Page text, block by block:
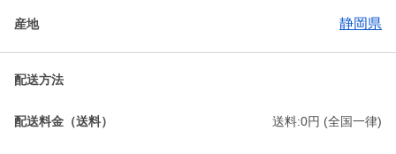
産地 静岡県
配送方法
配送料金（送料） 送料:0円 (全国一律)